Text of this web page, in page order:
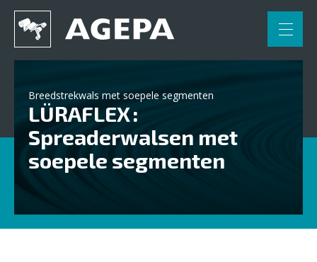
FR NL
Toepassingen
Engineering
Breedstrekwals met soepele segmenten
LÜRAFLEX :
Spreaderwalsen met
soepele segmenten